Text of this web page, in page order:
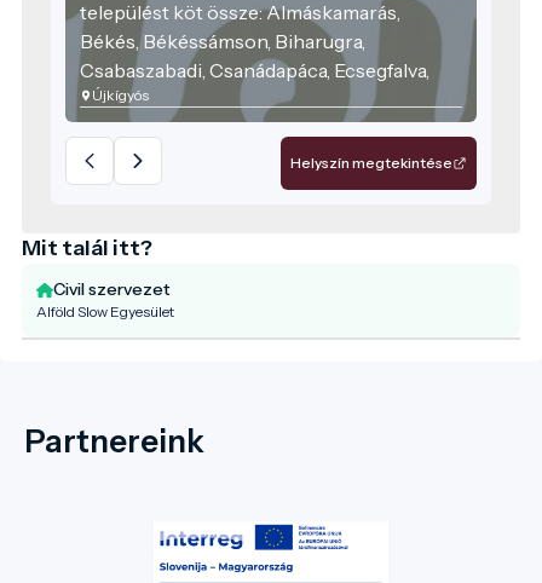
települést köt össze: Almáskamarás,
Békés, Békéssámson, Biharugra,
Csabaszabadi, Csanádapáca, Ecsegfalva,
Elek, Csorvás, Doboz, Gádoros,
Gyomaendrőd, Gyula, Kamut, Kardoskút,
Kevermes, Kétegyháza, Kondoros,
Kunágota, Lőkösháza, Méhkerék,
Újkígyós, Vésztő.
Újkígyós
Helyszín megtekintése
Mit talál itt?
Civil szervezet
Alföld Slow Egyesület
Partnereink